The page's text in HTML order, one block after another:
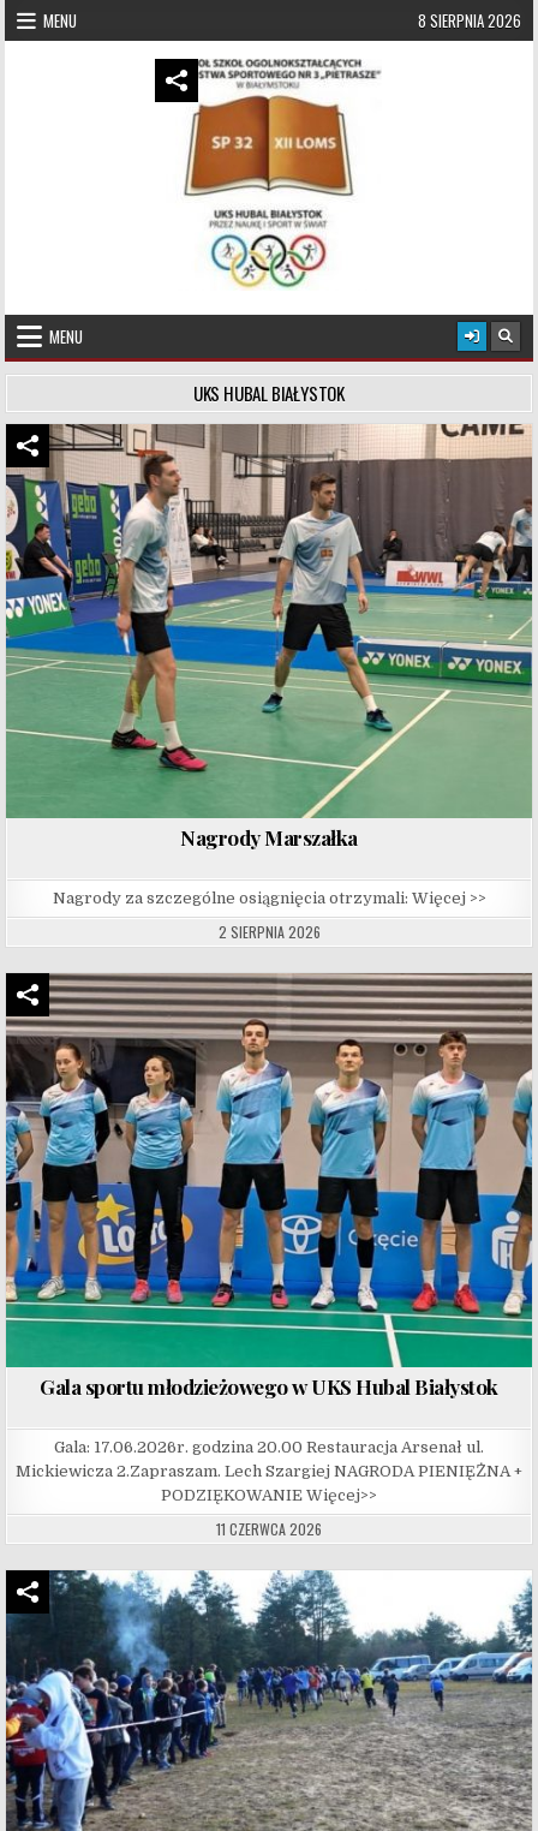
Skip to content
MENU 8 SIERPNIA 2026
UKS Hubal Białystok
MENU
UKS HUBAL BIAŁYSTOK
Nagrody Marszałka
Nagrody za szczególne osiągnięcia otrzymali: Więcej >>
2 SIERPNIA 2026
Gala sportu młodzieżowego w UKS Hubal Białystok
Gala: 17.06.2026r. godzina 20.00 Restauracja Arsenał ul.
Mickiewicza 2.Zapraszam. Lech Szargiej NAGRODA PIENIĘŻNA +
PODZIĘKOWANIE Więcej>>
11 CZERWCA 2026